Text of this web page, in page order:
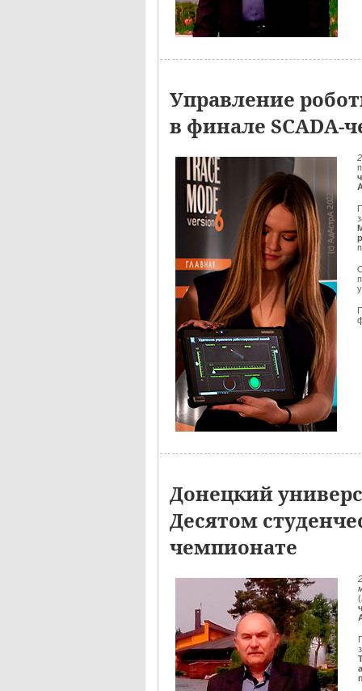
Управление
в финале SCADA-
Донецкий
Десятом
чемпионате
(